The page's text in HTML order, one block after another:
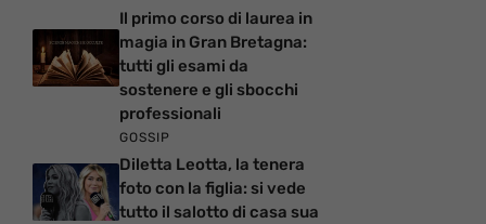
Il primo corso di laurea in
magia in Gran Bretagna:
tutti gli esami da
sostenere e gli sbocchi
professionali
GOSSIP
Diletta Leotta, la tenera
foto con la figlia: si vede
tutto il salotto di casa sua